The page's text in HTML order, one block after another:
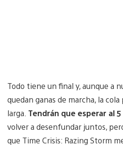
Todo tiene un final y, aunque a
quedan ganas de marcha, la
larga. Tendrán que esperar al
volver a desenfundar juntos,
que Time Crisis: Razing Storm